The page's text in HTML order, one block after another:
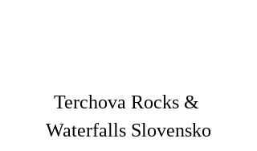
Terchova Rocks &
Waterfalls Slovensko